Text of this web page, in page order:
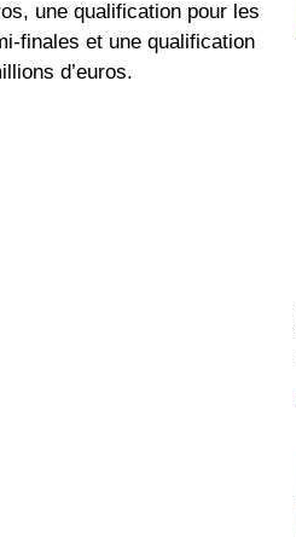
une qualification pour les
finales et une qualification
d’euros.